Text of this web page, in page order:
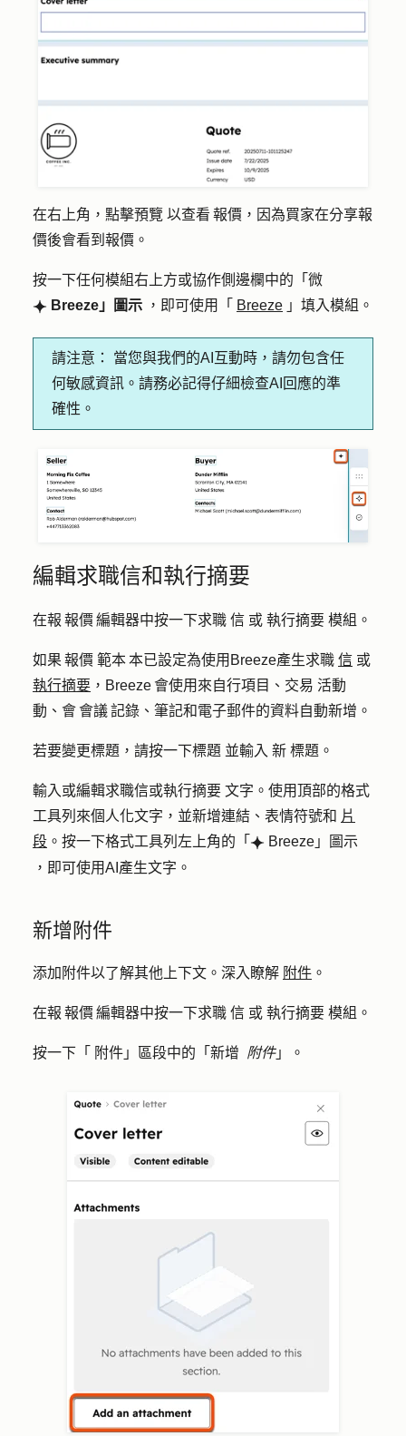
在右上角，點擊預覽 以查看 報價，因為買家在分享報
價後會看到報價。
按一下任何模組右上方或協作側邊欄中的「微
breezeSingleStar Breeze」圖示 ，即可使用「 Breeze 」填入模組。
請注意：
當您與我們的AI互動時，請勿包含任
何敏感資訊。請務必記得仔細檢查AI回應的準
確性。
編輯求職信和執行摘要
在報 報價 編輯器中按一下求職 信 或 執行摘要 模組。
如果 報價 範本 本已設定為使用Breeze產生求職 信 或
執行摘要 ，Breeze 會使用來自行項目、交易 活動
動、會 會議 記錄、筆記和電子郵件的資料自動新增。
若要變更標題，請按一下標題 並輸入 新 標題 。
輸入或編輯求職信或執行摘要 文字 。使用頂部的格式
工具列來個人化文字，並新增連結、表情符號和 片
段 。按一下格式工具列左上角的「 breezeSingleStar Breeze」圖示
，即可使用AI產生文字。
新增附件
添加附件以了解其他上下文。深入瞭解 附件 。
在報 報價 編輯器中按一下求職 信 或 執行摘要 模組。
按一下「 附件」區段中的「新增 附件」。